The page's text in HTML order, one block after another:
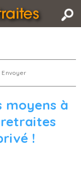
Envoyer
moyens à
!